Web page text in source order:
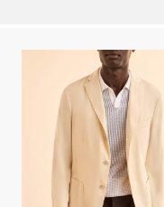
recommandons
en magasin
peuvent vous